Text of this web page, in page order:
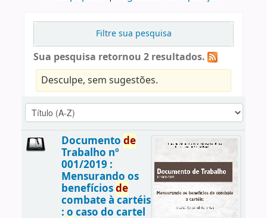
Filtre sua pesquisa
Sua pesquisa retornou 2 resultados.
Desculpe, sem sugestões.
Documento de
Trabalho nº
001/2019 :
Mensurando os
benefíciosde
combate à cartéis
: o caso do cartel